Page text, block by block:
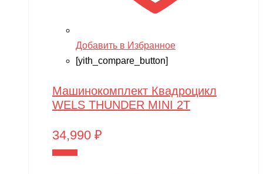
Добавить в Избранное
[yith_compare_button]
Машинокомплект Квадроцикл
WELS THUNDER MINI 2T
34,990 ₽